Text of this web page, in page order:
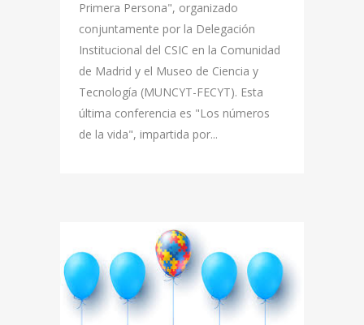
Primera Persona", organizado
conjuntamente por la Delegación
Institucional del CSIC en la Comunidad
de Madrid y el Museo de Ciencia y
Tecnología (MUNCYT-FECYT). Esta
última conferencia es "Los números
de la vida", impartida por...